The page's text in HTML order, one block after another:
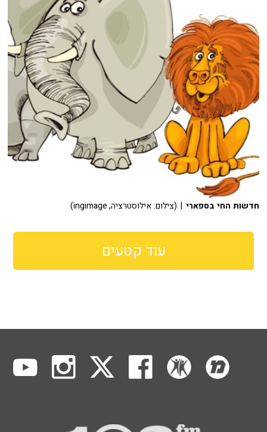
חדשות החי בספארי | (צילום: אילוסטרציה, ingimage)
עוד קטעים